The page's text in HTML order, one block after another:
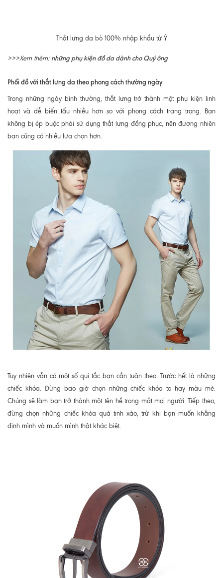
Thắt lưng da bò 100% nhập khẩu từ Ý
>>>Xem thêm: những phụ kiện đồ da dành cho Quý ông
Phối đồ với thắt lưng da theo phong cách thường ngày
Trong những ngày bình thường, thắt lưng trở thành một phụ kiện linh
hoạt và dễ biến tấu nhiều hơn so với phong cách trang trọng. Bạn
không bị ép buộc phải sử dụng thắt lưng đồng phục, nên đương nhiên
bạn cũng có nhiều lựa chọn hơn.
Tuy nhiên vẫn có một số qui tắc bạn cần tuân theo. Trước hết là những
chiếc khóa. Đừng bao giờ chọn những chiếc khóa to hay màu mè.
Chúng sẽ làm bạn trở thành một tên hề trong mắt mọi người. Tiếp theo,
đừng chọn những chiếc khóa quá tinh xảo, trừ khi bạn muốn khẳng
định mình và muốn mình thật khác biệt.